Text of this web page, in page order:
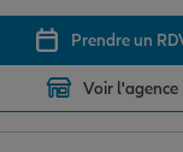
Prendre un
Voir l'agence